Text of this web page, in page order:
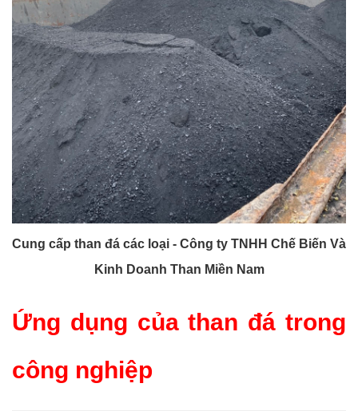
Cung cấp than đá các loại - Công ty TNHH Chế Biến Và
Kinh Doanh Than Miền Nam
Ứng dụng của than đá trong
công nghiệp